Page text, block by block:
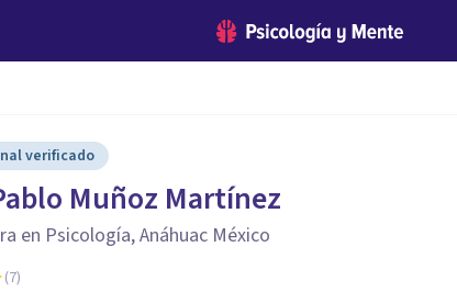
verificado
Muñoz Martínez
en Psicología, Anáhuac México
(7)